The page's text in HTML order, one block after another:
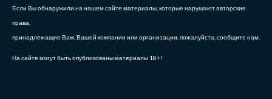
Если Вы обнаружили на нашем сайте материалы, которые нарушают авторские
права,
принадлежащие Вам, Вашей компании или организации, пожалуйста, сообщите нам.
На сайте могут быть опубликованы материалы 18+!